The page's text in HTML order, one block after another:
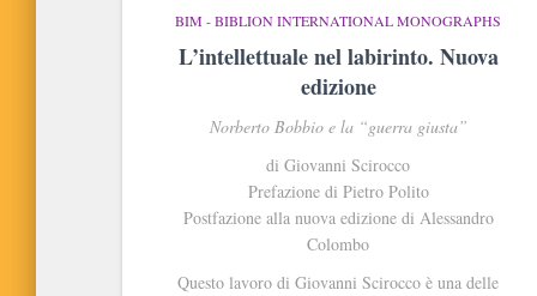
BIM - BIBLION INTERNATIONAL MONOGRAPHS
L’intellettuale nel labirinto. Nuova
edizione
Norberto Bobbio e la “guerra giusta”
di Giovanni Scirocco
Prefazione di Pietro Polito
Postfazione alla nuova edizione di Alessandro
Colombo
Questo lavoro di Giovanni Scirocco è una delle